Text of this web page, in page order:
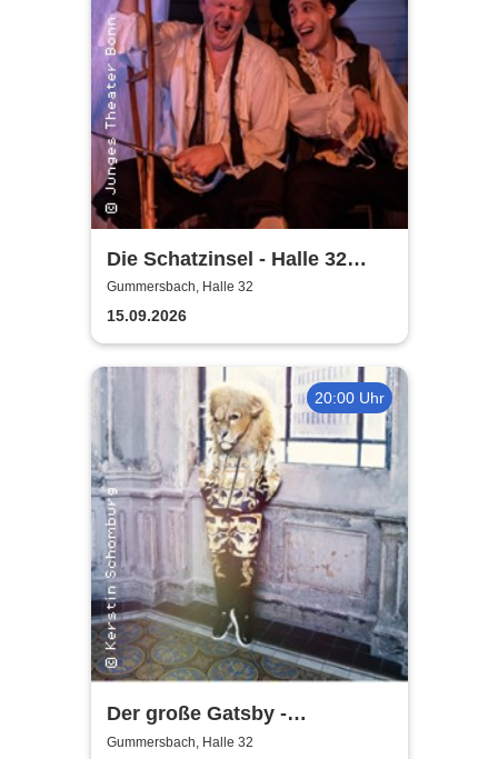
Die Schatzinsel - Halle 32
Gummersbach
Gummersbach, Halle 32
15.09.2026
20:00 Uhr
Der große Gatsby -
Rheinisches Landestheater
Gummersbach, Halle 32